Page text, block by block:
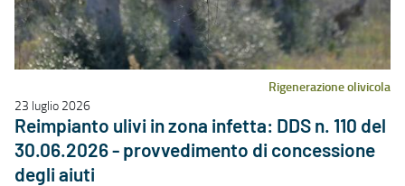
Rigenerazione olivicola
23 luglio 2026
Reimpianto ulivi in zona infetta: DDS n. 110 del
30.06.2026 - provvedimento di concessione
degli aiuti